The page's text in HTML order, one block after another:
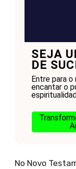
SEJA
DE
Entre para
encantar o
No Novo